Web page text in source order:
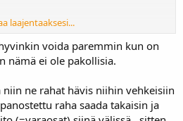
vai vain mukavampi
laajentaaksesi...
voida paremmin kun on
nämä ei ole pakollisia.
ne rahat hävis niihin vehkeisiin
raha saada takaisin ja